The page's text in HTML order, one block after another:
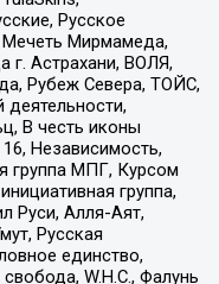
Русское
Мечеть Мирмамеда,
г. Астрахани, ВОЛЯ,
Рубеж Севера, ТОЙС,
деятельности,
В честь иконы
Независимость,
группа МПГ, Курсом
группа,
Руси, Алля-Аят,
Русская
единство,
W.H.С., Фалунь